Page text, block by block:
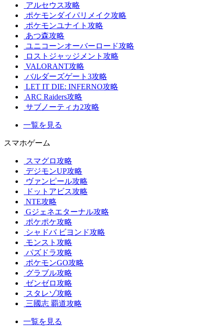
アルセウス攻略
ポケモンダイパリメイク攻略
ポケモンユナイト攻略
あつ森攻略
ユニコーンオーバーロード攻略
ロストジャッジメント攻略
VALORANT攻略
バルダーズゲート3攻略
LET IT DIE: INFERNO攻略
ARC Raiders攻略
サブノーティカ2攻略
一覧を見る
スマホゲーム
スマグロ攻略
デジモンUP攻略
ヴァンピール攻略
ドットアビス攻略
NTE攻略
Gジェネエターナル攻略
ポケポケ攻略
シャドバ ビヨンド攻略
モンスト攻略
パズドラ攻略
ポケモンGO攻略
グラブル攻略
ゼンゼロ攻略
スタレゾ攻略
三國志 覇道攻略
一覧を見る